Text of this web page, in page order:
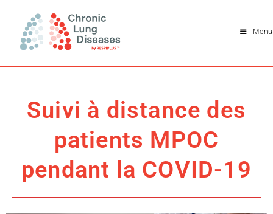
Menu
Suivi à distance des
patients MPOC
pendant la COVID-19